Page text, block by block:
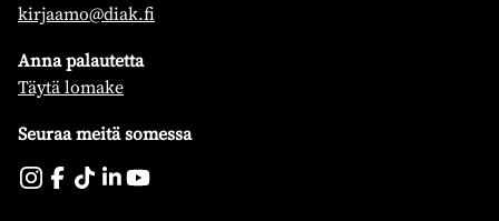
kirjaamo@diak.fi
Anna palautetta
Täytä lomake
Seuraa meitä somessa